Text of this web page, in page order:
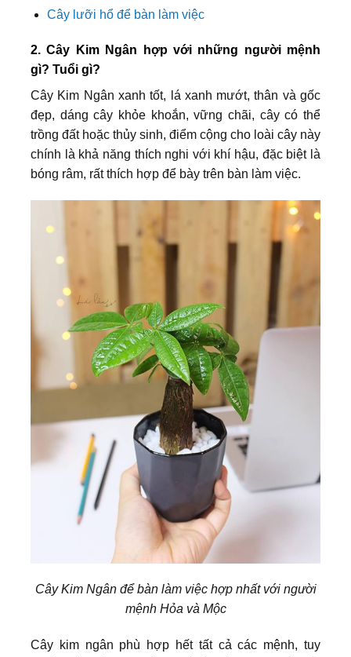
Cây lưỡi hổ để bàn làm việc
2. Cây Kim Ngân hợp với những người mệnh
gì? Tuổi gì?
Cây Kim Ngân xanh tốt, lá xanh mướt, thân và gốc
đẹp, dáng cây khỏe khoắn, vững chãi, cây có thể
trồng đất hoặc thủy sinh, điểm cộng cho loài cây này
chính là khả năng thích nghi với khí hậu, đặc biệt là
bóng râm, rất thích hợp để bày trên bàn làm việc.
Cây Kim Ngân để bàn làm việc hợp nhất với người
mệnh Hỏa và Mộc
Cây kim ngân phù hợp hết tất cả các mệnh, tuy